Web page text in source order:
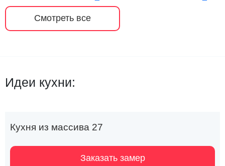
Смотреть все
Идеи кухни:
Кухня из массива 27
Заказать замер